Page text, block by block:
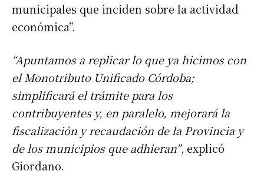
municipales que inciden sobre la actividad
económica”.
“Apuntamos a replicar lo que ya hicimos con
el Monotributo Unificado Córdoba;
simplificará el trámite para los
contribuyentes y, en paralelo, mejorará la
fiscalización y recaudación de la Provincia y
de los municipios que adhieran”, explicó
Giordano.